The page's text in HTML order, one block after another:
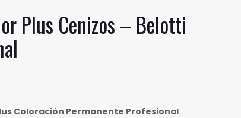
Plus Cenizos – Belotti
Coloración Permanente Profesional